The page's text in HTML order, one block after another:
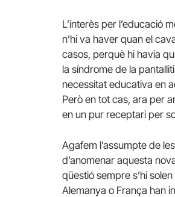
L’interès per l’educació
n’hi va haver quan el
casos, perquè hi havia
la síndrome de la
necessitat educativa en
Però en tot cas, ara per
en un pur receptari per
Agafem l’assumpte de
d’anomenar aquesta
qüestió sempre s’hi
Alemanya o França han